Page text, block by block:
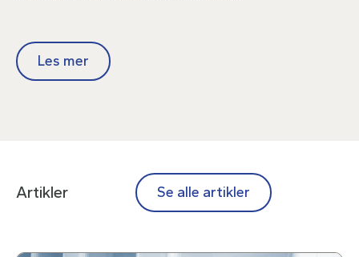
Les mer
Artikler Se alle artikler